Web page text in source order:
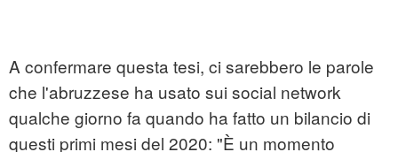
A confermare questa tesi, ci sarebbero le parole
che l'abruzzese ha usato sui social network
qualche giorno fa quando ha fatto un bilancio di
questi primi mesi del 2020: "È un momento